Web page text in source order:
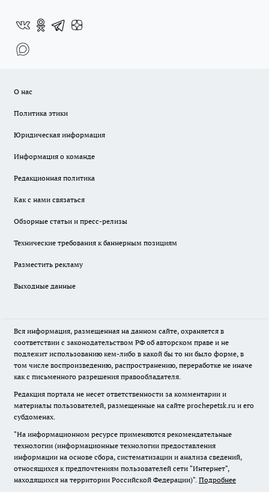
О нас
Политика этики
Юридическая информация
Информация о команде
Редакционная политика
Как с нами связаться
Обзорные статьи и пресс-релизы
Технические требования к баннерным позициям
Разместить рекламу
Выходные данные
Вся информация, размещенная на данном сайте, охраняется в
соответствии с законодательством РФ об авторском праве и не
подлежит использованию кем-либо в какой бы то ни было форме, в
том числе воспроизведению, распространению, переработке не иначе
как с письменного разрешения правообладателя.
Редакция портала не несет ответственности за комментарии и
материалы пользователей, размещенные на сайте prochepetsk.ru и его
субдоменах.
"На информационном ресурсе применяются рекомендательные
технологии (информационные технологии предоставления
информации на основе сбора, систематизации и анализа сведений,
относящихся к предпочтениям пользователей сети "Интернет",
находящихся на территории Российской Федерации)". Подробнее